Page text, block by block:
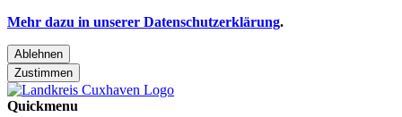
Mehr dazu in unserer Datenschutzerklärung.
Ablehnen
Zustimmen
Quickmenu